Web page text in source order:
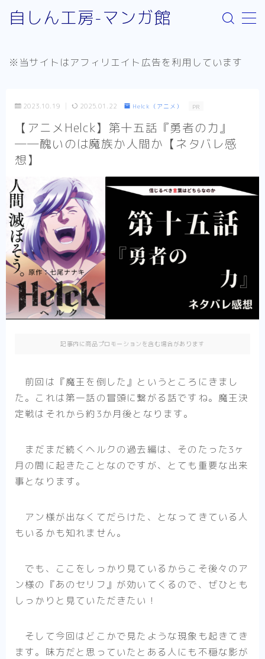
自しん工房-マンガ館
取り扱いジャンルについて
お問い合わせ
リンク：外部サイト
少年漫画
Helck（comic）
SPY×FAMILY
不徳のギルド
異剣戦記ヴェルンディオ
ひねくれ騎士とふわふわ姫様
転生悪女の黒歴史
推したいしております
死に戻り令嬢のルチェッタ
末永くよろしくお願いします
そのメイド、危険につき
アニメ
夏目友人帳
WIND BREAKER
Helck（アニメ）
※当サイトはアフィリエイト広告を利用しています
2023.10.19 2025.01.22 Helck（アニメ） PR
【アニメHelck】第十五話『勇者の力』
――醜いのは魔族か人間か【ネタバレ感
想】
記事内に商品プロモーションを含む場合があります
前回は『魔王を倒した』というところにきまし
た。これは第一話の冒頭に繋がる話ですね。魔王決
定戦はそれから約3か月後となります。
まだまだ続くヘルクの過去編は、そのたった3ヶ
月の間に起きたことなのですが、とても重要な出来
事となります。
アン様が出なくてだらけた、となってきている人
もいるかも知れません。
でも、ここをしっかり見ているからこそ後々のア
ン様の『あのセリフ』が効いてくるので、ぜひとも
しっかりと見ていただきたい！
そして今回はどこかで見たような現象も起きてき
ます。味方だと思っていたとある人にも不穏な影が